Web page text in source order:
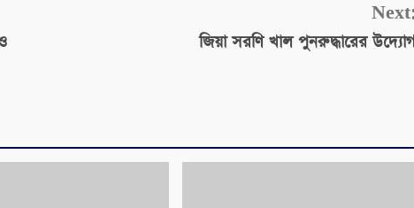
Next:
জিয়া সরণি খাল পুনরুদ্ধারের